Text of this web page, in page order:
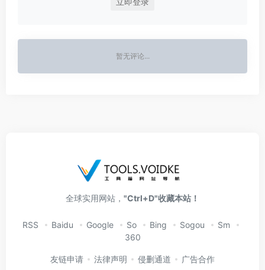
暂无评论...
全球实用网站， "Ctrl+D"收藏本站！
RSS Baidu Google So Bing Sogou
Sm
360
友链申请 法律声明 侵删通道 广告合作